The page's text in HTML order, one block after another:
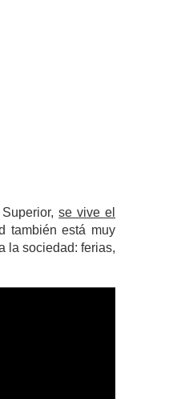
Superior,se vive el
también está muy
la sociedad: ferias,